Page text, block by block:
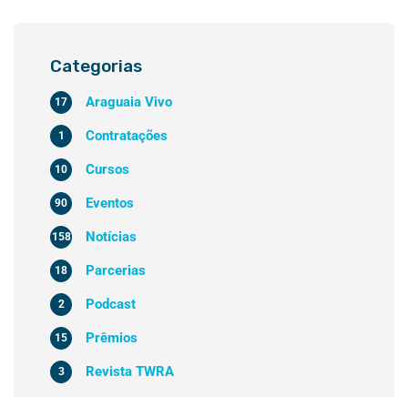
Categorias
Araguaia Vivo
17
Contratações
1
Cursos
10
Eventos
90
Notícias
158
Parcerias
18
Podcast
2
Prêmios
15
Revista TWRA
3